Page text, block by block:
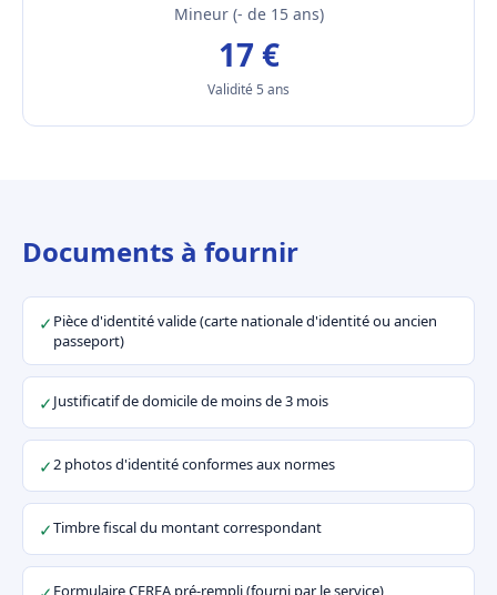
Mineur (- de 15 ans)
17 €
Validité 5 ans
Documents à fournir
✓ Pièce d'identité valide (carte nationale d'identité ou ancien
passeport)
✓Justificatif de domicile de moins de 3 mois
✓2 photos d'identité conformes aux normes
✓Timbre fiscal du montant correspondant
Formulaire CERFA pré-rempli (fourni par le service)